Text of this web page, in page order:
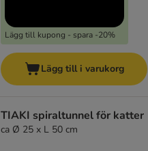
Lägg till kupong - spara -20%
Lägg till i varukorg
TIAKI spiraltunnel för katter
ca Ø 25 x L 50 cm